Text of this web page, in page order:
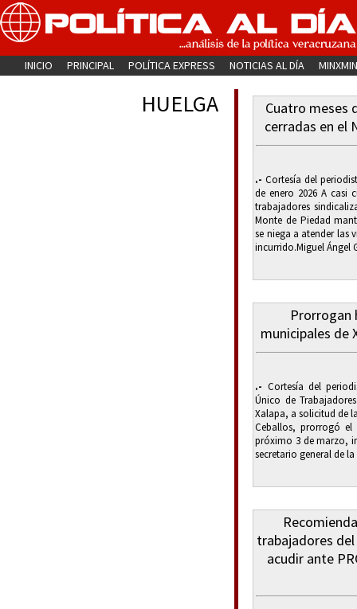
INICIO PRINCIPAL POLÍTICA EXPRESS NOTICIAS AL DÍA
HUELGA
Cuatro meses
cerradas en el
.- Cortesía del
de enero 2026 A casi
trabajadores
Monte de Piedad
se niega a atender las
incurrido.Miguel Ángel
Prorrogan
municipales de
.- Cortesía del
Único de
Xalapa, a solicitud de
Ceballos, prorrogó
próximo 3 de marzo,
secretario general de
trabajadores
acudir ante